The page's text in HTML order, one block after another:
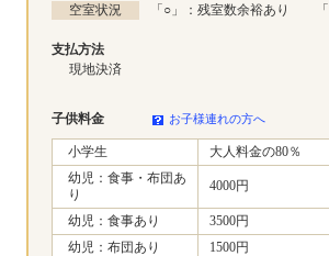
空室状況
「○ 」：残室数余裕あり 「
支払方法
現地決済
子供料金 お子様連れの方へ
小学生
大人料金の80％
幼児：食事・布団あ
り
4000円
幼児：食事あり
3500円
幼児：布団あり
1500円